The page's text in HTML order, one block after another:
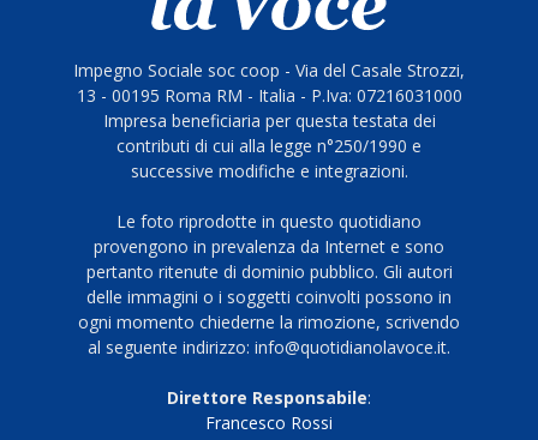
Impegno Sociale soc coop - Via del Casale Strozzi,
13 - 00195 Roma RM - Italia - P.Iva: 07216031000
Impresa beneficiaria per questa testata dei
contributi di cui alla legge n°250/1990 e
successive modifiche e integrazioni.
Le foto riprodotte in questo quotidiano
provengono in prevalenza da Internet e sono
pertanto ritenute di dominio pubblico. Gli autori
delle immagini o i soggetti coinvolti possono in
ogni momento chiederne la rimozione, scrivendo
al seguente indirizzo: info@quotidianolavoce.it.
Direttore Responsabile:
Francesco Rossi